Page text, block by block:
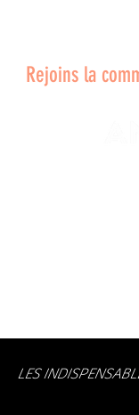
des artistes,
Rejoins la
LES